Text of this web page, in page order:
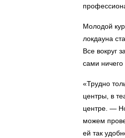
Молодой
локдауна
Все вокруг
сами ничего
«Трудно
центры, в
центре. —
можем
ей так